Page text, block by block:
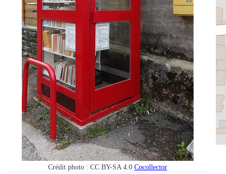
Crédit photo : CC BY-SA 4.0 Cocollector